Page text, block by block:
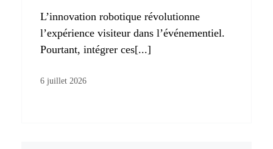
L’innovation robotique révolutionne
l’expérience visiteur dans l’événementiel.
Pourtant, intégrer ces[...]
6 juillet 2026